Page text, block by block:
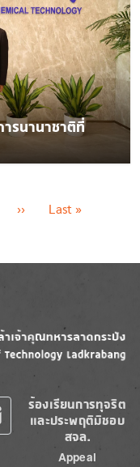
ารนานาชาติที่
››Next page
Last »Last page
ร้องเรียนการทุจริต
และประพฤติมิชอบ
สจล.
Appeal